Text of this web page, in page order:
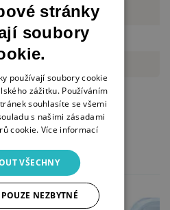
silikonové
Studio Light
stránky
soubory
používají soubory cookie
zážitku. Používáním
souhlasíte se všemi
s našimi zásadami
cookie. Více informací
VŠECHNY
NEZBYTNÉ